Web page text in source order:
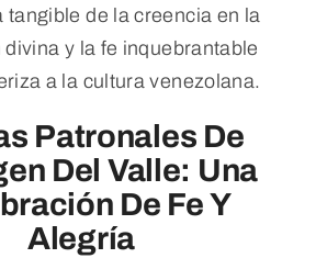
tangible de la creencia en la
y la fe inquebrantable
a la cultura venezolana.
Patronales De
Del Valle: Una
De Fe Y
Alegría